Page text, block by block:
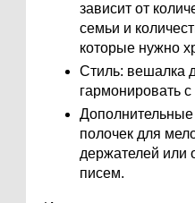
зависит от
семьи и
которые нужно
Стиль: вешалка
гармонировать
полочек для
держателей или
писем.